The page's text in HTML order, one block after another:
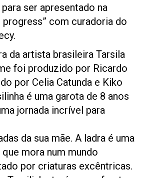
ser apresentado na
progress” com curadoria do
da artista brasileira Tarsila
foi produzido por Ricardo
por Celia Catunda e Kiko
é uma garota de 8 anos
jornada incrível para
da sua mãe. A ladra é uma
mora num mundo
por criaturas excêntricas.